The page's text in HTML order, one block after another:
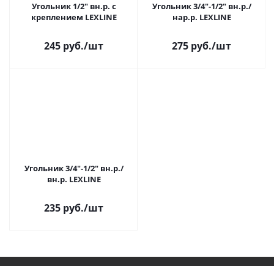
Угольник 1/2" вн.р. с
креплением LEXLINE
245 руб./шт
Угольник 3/4"-1/2" вн.р./
нар.р. LEXLINE
275 руб./шт
Угольник 3/4"-1/2" вн.р./
вн.р. LEXLINE
235 руб./шт